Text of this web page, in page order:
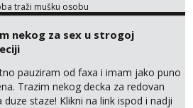
link i javi mi se tamo....
traži mušku osobu
nekog za sex u strogoj
pauziram od faxa i imam jako puno
Trazim nekog decka za redovan
duze staze! Klikni na link ispod i nadji